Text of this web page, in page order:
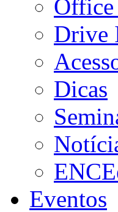
Drive
Dicas
Eventos